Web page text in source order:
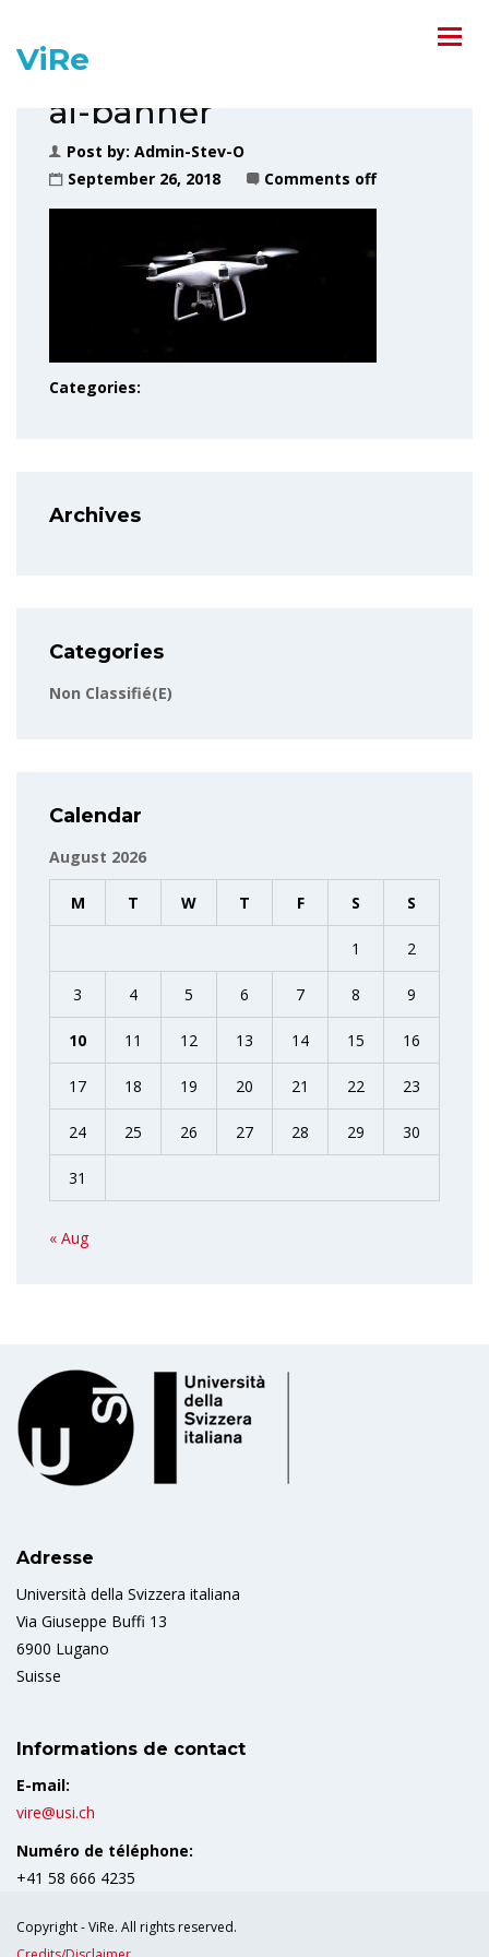
ViRe
ai-banner
Post by: Admin-Stev-O
September 26, 2018
Comments off
Categories:
Archives
Categories
Non Classifié(e)
Calendar
August 2026
M T W T F S S
1 2
3 4 5 6 7 8 9
10 11 12 13 14 15 16
17 18 19 20 21 22 23
24 25 26 27 28 29 30
31
« Aug
Adresse
Università della Svizzera italiana
Via Giuseppe Buffi 13
6900 Lugano
Suisse
Informations de contact
E-mail:
vire@usi.ch
Numéro de téléphone:
+41 58 666 4235
Copyright - ViRe. All rights reserved.